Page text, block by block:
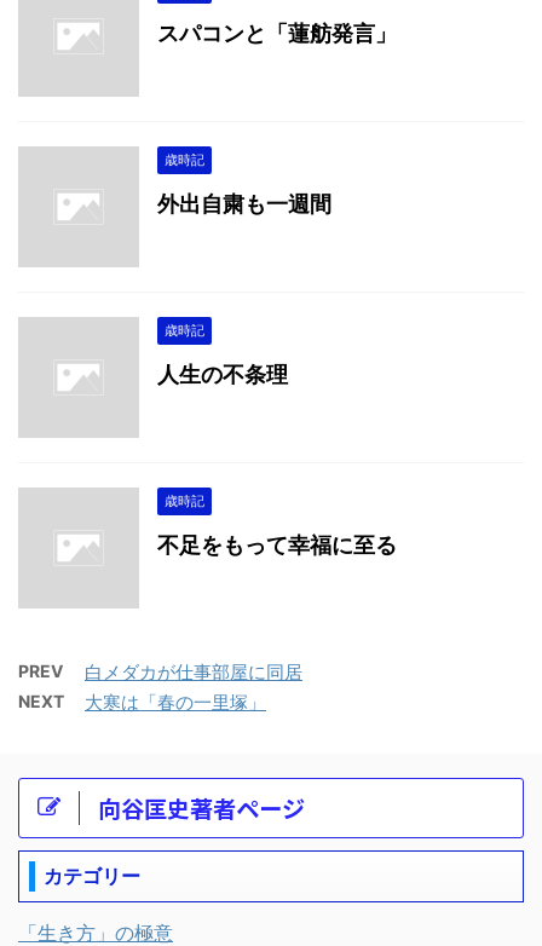
スパコンと「蓮舫発言」
歳時記
外出自粛も一週間
歳時記
人生の不条理
歳時記
不足をもって幸福に至る
PREV 白メダカが仕事部屋に同居
NEXT 大寒は「春の一里塚」
向谷匡史著者ページ
カテゴリー
「生き方」の極意